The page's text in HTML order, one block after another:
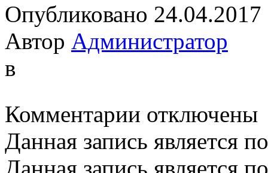
Опубликовано 24.04.2017
Автор Администратор
в
Комментарии записи
отключены
Данная запись является
Данная запись является